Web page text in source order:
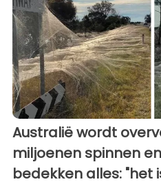
Australië wordt
miljoenen spinnen
bedekken alles: "het